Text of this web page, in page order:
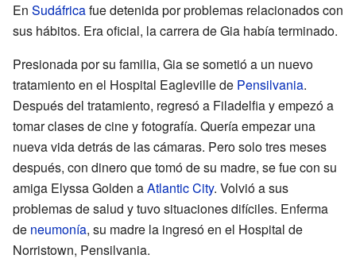
En Sudáfricafue detenida por problemas relacionados con
sus hábitos. Era oficial, la carrera de Gia había terminado.
Presionada por su familia, Gia se sometió a un nuevo
tratamiento en el Hospital Eagleville de Pensilvania.
Después del tratamiento, regresó a Filadelfia y empezó a
tomar clases de cine y fotografía. Quería empezar una
nueva vida detrás de las cámaras. Pero solo tres meses
después, con dinero que tomó de su madre, se fue con su
amiga Elyssa Golden aAtlantic City. Volvió a sus
problemas de salud y tuvo situaciones difíciles. Enferma
de neumonía, su madre la ingresó en el Hospital de
Norristown, Pensilvania.